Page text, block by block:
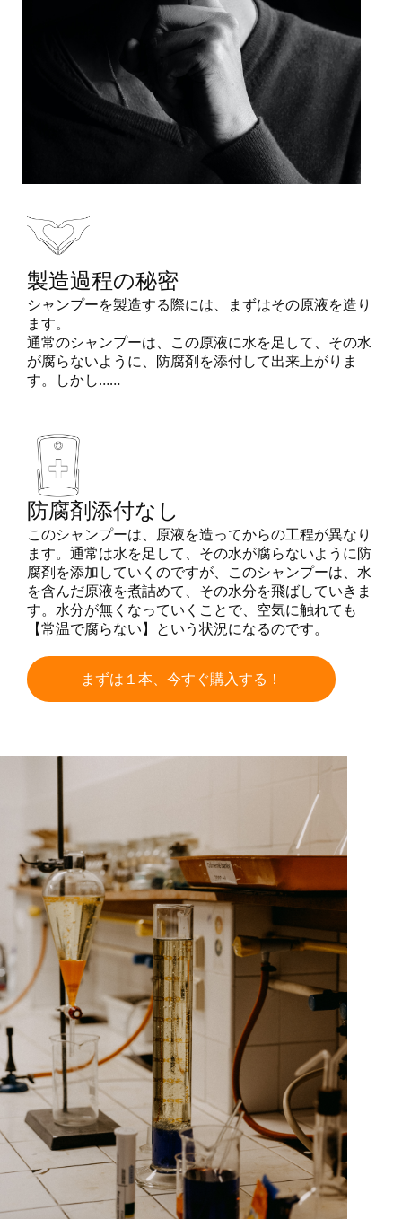
製造過程の秘密
シャンプーを製造する際には、まずはその原液を造り
ます。
通常のシャンプーは、この原液に水を足して、その水
が腐らないように、防腐剤を添付して出来上がりま
す。しかし……
防腐剤添付なし
このシャンプーは、原液を造ってからの工程が異なり
ます。通常は水を足して、その水が腐らないように防
腐剤を添加していくのですが、このシャンプーは、水
を含んだ原液を煮詰めて、その水分を飛ばしていきま
す。水分が無くなっていくことで、空気に触れても
【常温で腐らない】という状況になるのです。
まずは１本、今すぐ購入する！